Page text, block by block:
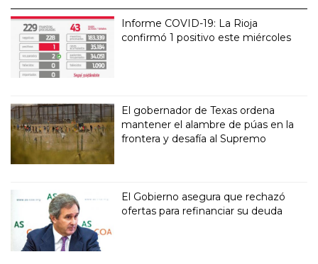
Informe COVID-19: La Rioja
confirmó 1 positivo este miércoles
El gobernador de Texas ordena
mantener el alambre de púas en la
frontera y desafía al Supremo
El Gobierno asegura que rechazó
ofertas para refinanciar su deuda